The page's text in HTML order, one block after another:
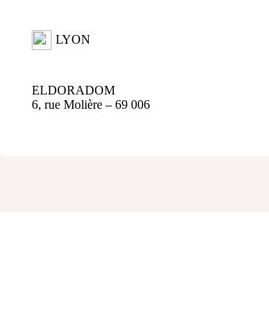
LYON
ELDORADOM
6, rue Molière – 69 006